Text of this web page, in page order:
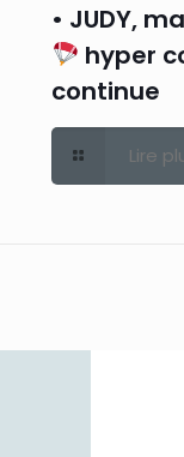
• JUDY,
hyper
continue
Lire